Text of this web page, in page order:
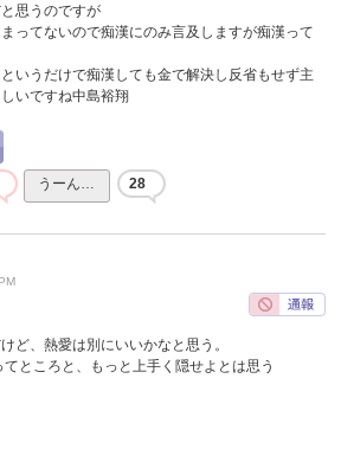
思うのですが
ってないので痴漢にのみ言及しますが痴漢って
いうだけで痴漢しても金で解決し反省もせず主
いですね中島裕翔
うーん… 28
ど、熱愛は別にいいかなと思う。
ところと、もっと上手く隠せよとは思う